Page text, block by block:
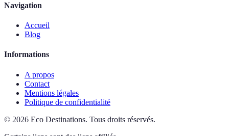
Navigation
Accueil
Blog
Informations
A propos
Contact
Mentions légales
Politique de confidentialité
© 2026 Eco Destinations. Tous droits réservés.